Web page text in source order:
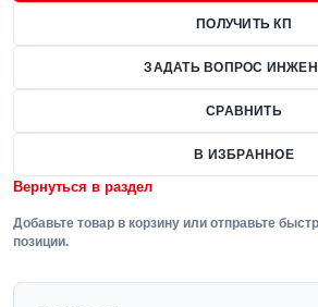
ПОЛУЧИТЬ КП
ЗАДАТЬ ВОПРОС
СРАВНИТЬ
В ИЗБРАННОЕ
Вернуться в раздел
Добавьте товар в корзину или отправьте
позиции.